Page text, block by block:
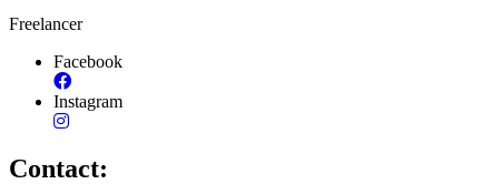
Freelancer
Facebook
Instagram
Contact: